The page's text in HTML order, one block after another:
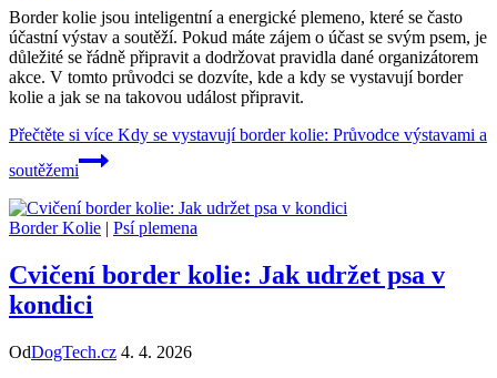
Border kolie jsou inteligentní a energické plemeno, které se často
účastní výstav a soutěží. Pokud máte zájem o účast se svým psem, je
důležité se řádně připravit a dodržovat pravidla dané organizátorem
akce. V tomto průvodci se dozvíte, kde a kdy se vystavují border
kolie a jak se na takovou událost připravit.
Přečtěte si více Kdy se vystavují border kolie: Průvodce výstavami a
soutěžemi
Border Kolie | Psí plemena
Cvičení border kolie: Jak udržet psa v
kondici
OdDogTech.cz 4. 4. 2026